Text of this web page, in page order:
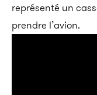
représenté un
prendre l’avion.